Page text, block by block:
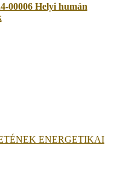
00006 Helyi humán
ENERGETIKAI